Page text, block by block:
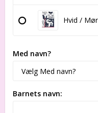
Hvid /
Med navn?
Barnets navn: